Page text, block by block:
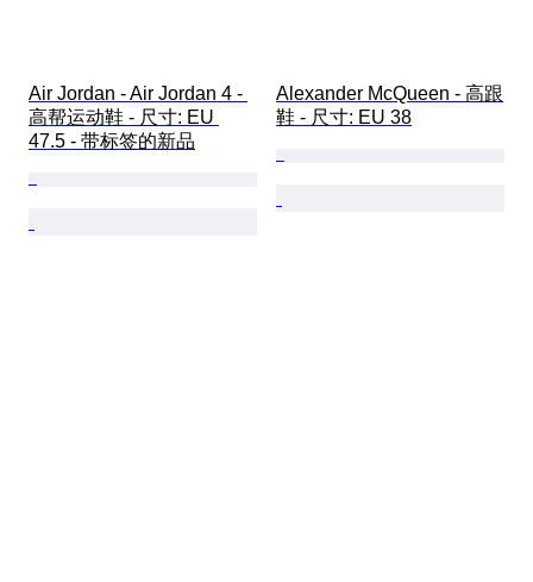
Air Jordan - Air Jordan 4 -
高帮运动鞋 - 尺寸: EU
47.5 - 带标签的新品
Alexander McQueen - 高跟
鞋 - 尺寸: EU 38